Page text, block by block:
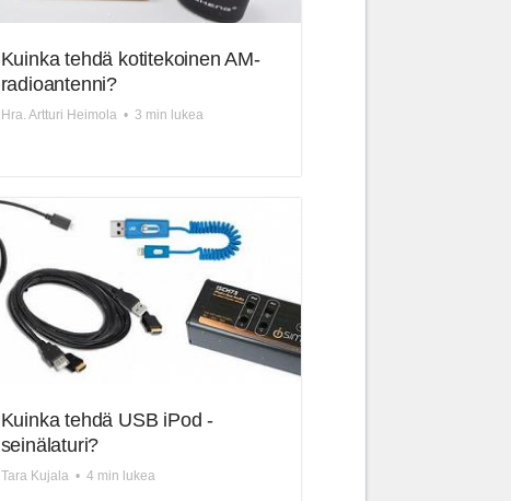
Kuinka tehdä kotitekoinen AM-
radioantenni?
Hra. Artturi Heimola • 3 min lukea
Kuinka tehdä USB iPod -
seinälaturi?
Tara Kujala • 4 min lukea